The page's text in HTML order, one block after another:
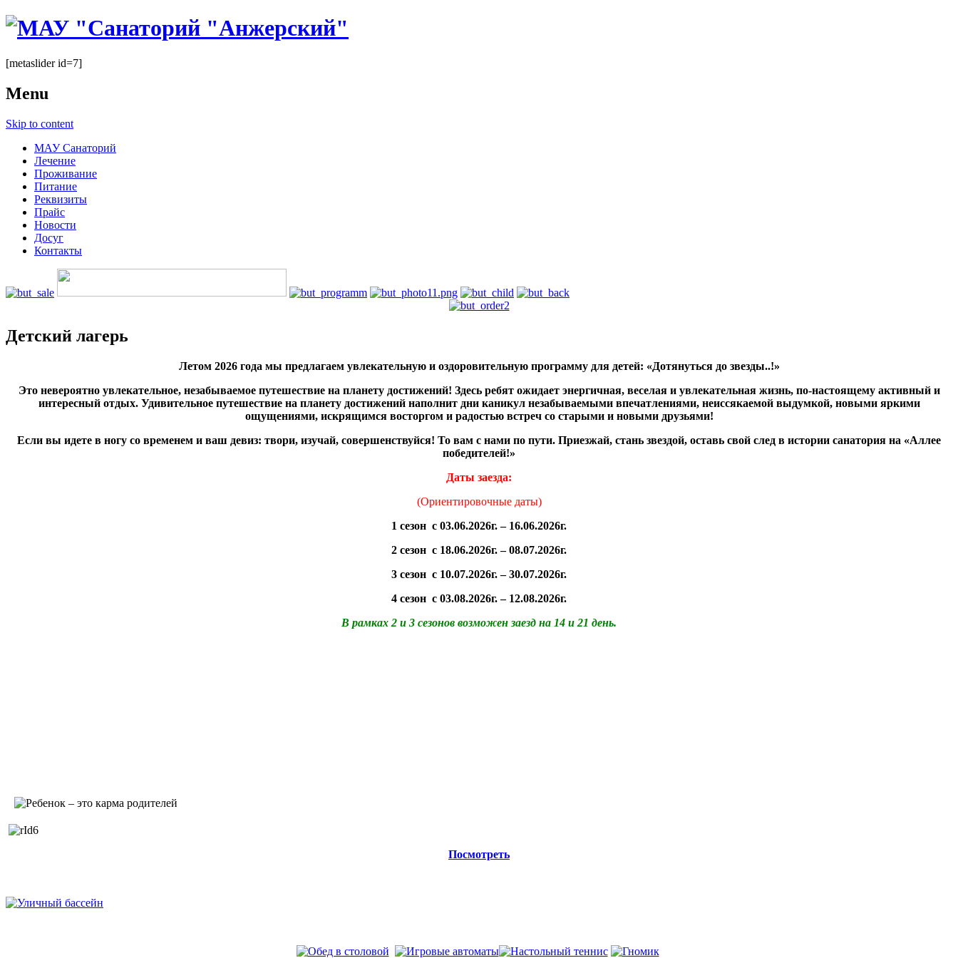
[metaslider id=7]
Menu
Skip to content
МАУ Санаторий
Лечение
Проживание
Питание
Реквизиты
Прайс
Новости
Досуг
Контакты
Детский лагерь
Летом 2026 года мы предлагаем увлекательную и оздоровительную программу для детей: «Дотянуться до звезды..!»
Это невероятно увлекательное, незабываемое путешествие на планету достижений! Здесь ребят ожидает энергичная, веселая и увлекательная жизнь, по-настоящему активный и
интересный отдых. Удивительное путешествие на планету достижений наполнит дни каникул незабываемыми впечатлениями, неиссякаемой выдумкой, новыми яркими
ощущениями, искрящимся восторгом и радостью встреч со старыми и новыми друзьями!
Если вы идете в ногу со временем и ваш девиз: твори, изучай, совершенствуйся! То вам с нами по пути. Приезжай, стань звездой, оставь свой след в истории санатория на «Аллее
победителей!»
Даты заезда:
(Ориентировочные даты)
1 сезон с 03.06.2026г. – 16.06.2026г.
2 сезон с 18.06.2026г. – 08.07.2026г.
3 сезон с 10.07.2026г. – 30.07.2026г.
4 сезон с 03.08.2026г. – 12.08.2026г.
В рамках 2 и 3 сезонов возможен заезд на 14 и 21 день.
Посмотреть